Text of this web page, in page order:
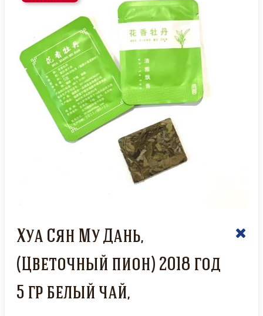
Хуа Сян Му Дань,
(Цветочный пион) 2018 год
5 гр белый чай,